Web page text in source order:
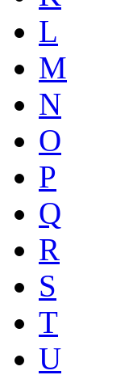
L
M
N
O
P
Q
R
S
T
U